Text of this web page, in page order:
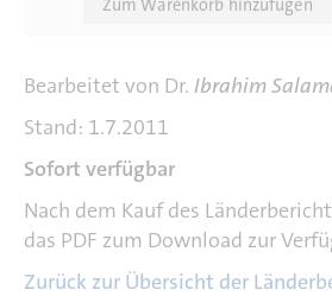
Bearbeitet von Dr. Ibrahim
Stand: 1.7.2011
Sofort verfügbar
Nach dem Kauf des
das PDF zum Download zur
Zurück zur Übersicht der